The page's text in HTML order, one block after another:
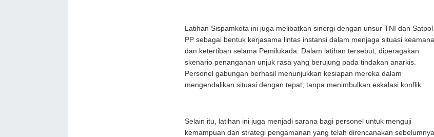
Latihan Sispamkota ini juga melibatkan sinergi dengan unsur TNI dan Satpol
PP sebagai bentuk kerjasama lintas instansi dalam menjaga situasi
dan ketertiban selama Pemilukada. Dalam latihan tersebut, diperagakan
skenario penanganan unjuk rasa yang berujung pada tindakan anarkis.
Personel gabungan berhasil menunjukkan kesiapan mereka dalam
mengendalikan situasi dengan tepat, tanpa menimbulkan eskalasi konflik.
Selain itu, latihan ini juga menjadi sarana bagi personel untuk menguji
kemampuan dan strategi pengamanan yang telah direncanakan